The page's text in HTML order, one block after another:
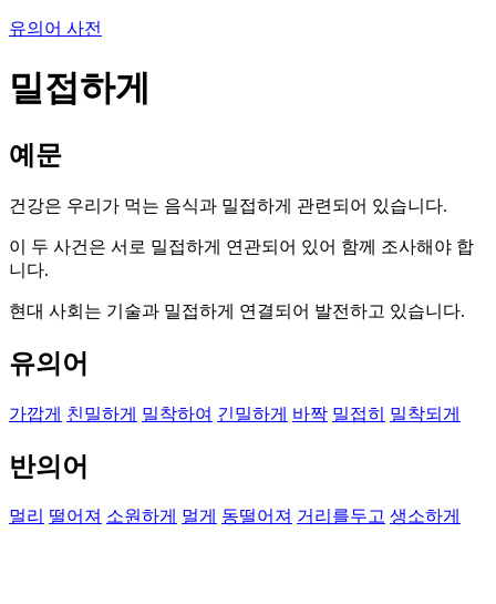
유의어 사전
밀접하게
예문
건강은 우리가 먹는 음식과 밀접하게 관련되어 있습니다.
이 두 사건은 서로 밀접하게 연관되어 있어 함께 조사해야 합
니다.
현대 사회는 기술과 밀접하게 연결되어 발전하고 있습니다.
유의어
가깝게 친밀하게 밀착하여 긴밀하게 바짝 밀접히 밀착되게
반의어
멀리 떨어져 소원하게 멀게 동떨어져 거리를두고 생소하게